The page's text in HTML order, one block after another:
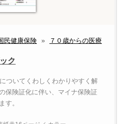
民健康保険 » ７０歳からの医療
ク
ついてくわしくわかりやすく解
保険証化に伴い、マイナ保険証
す。